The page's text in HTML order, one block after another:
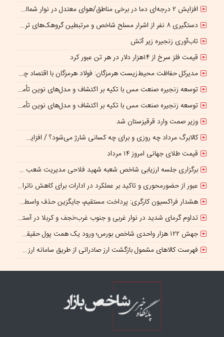
افزایش ۲ درجه‌ای دما در برخی مناطق/هوای معتدل در نوار شمالی ایران
دستگیری ۸ نفر از اشرار مسلح شاخص و مرتبطین گروهک‌های تروریستی
تاب‌آوری زنجیره زیر آتش
قیمت فلز سرخ از ۱۴هزار دلار در هر تن عبور کرد
مدیرکل حفاظت محیط‌زیست هرمزگان: فولاد هرمزگان با اقتصاد چرخشی، نگاه تازه‌ای به توسعه صنعت فولاد ارائه کرده است
توسعه زنجیره صنعت مس با تکیه بر اکتشاف و مدل‌های نوین تأمین مالی شتاب می‌گیرد
توسعه زنجیره صنعت مس با تکیه بر اکتشاف و مدل‌های نوین تأمین مالی شتاب می‌گیرد
وزیر صمت وارد قرقیزستان شد
کالابرگ مرداد چه روزی و برای چه کسانی شارژ می‌شود؟ / افزایش اعتبار یک میلیونی منتفی است؟
قیمت طلای جهانی امروز ۱۴ مرداد
برگزاری جلسه ارزیابی شاخص شعبه شهید فلاحی مدیریت شعب شرق تهران
عبور از حضورمحوری و تاکید بر عملکرد در ادارات برای کاهش ناترازی انرژی
هشدار فراکسیون کارگری: پرداخت مستقیم، جایگزین حذف واسطه‌ها نیست
تداوم گرمای شدید در نوار غربی و جنوب غرب؛نجف و کربلا در آستانه ۵۰درجه
جهش ۱۲۲ هزار واحدی شاخص بورس؛ ورود یک همت پول حقیقی در آغاز معاملات
فهرست کالاهای مشمول بازگشت ارز صادراتی از طریق سامانه ارزی ابلاغ شد